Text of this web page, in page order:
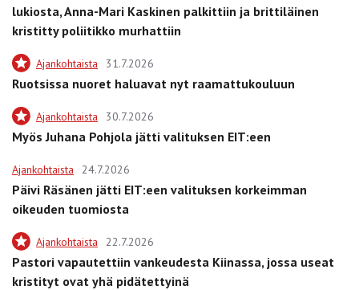
lukiosta, Anna-Mari Kaskinen palkittiin ja brittiläinen
kristitty poliitikko murhattiin
Ajankohtaista 31.7.2026
Ruotsissa nuoret haluavat nyt raamattukouluun
Ajankohtaista 30.7.2026
Myös Juhana Pohjola jätti valituksen EIT:een
Ajankohtaista 24.7.2026
Päivi Räsänen jätti EIT:een valituksen korkeimman
oikeuden tuomiosta
Ajankohtaista 22.7.2026
Pastori vapautettiin vankeudesta Kiinassa, jossa useat
kristityt ovat yhä pidätettyinä